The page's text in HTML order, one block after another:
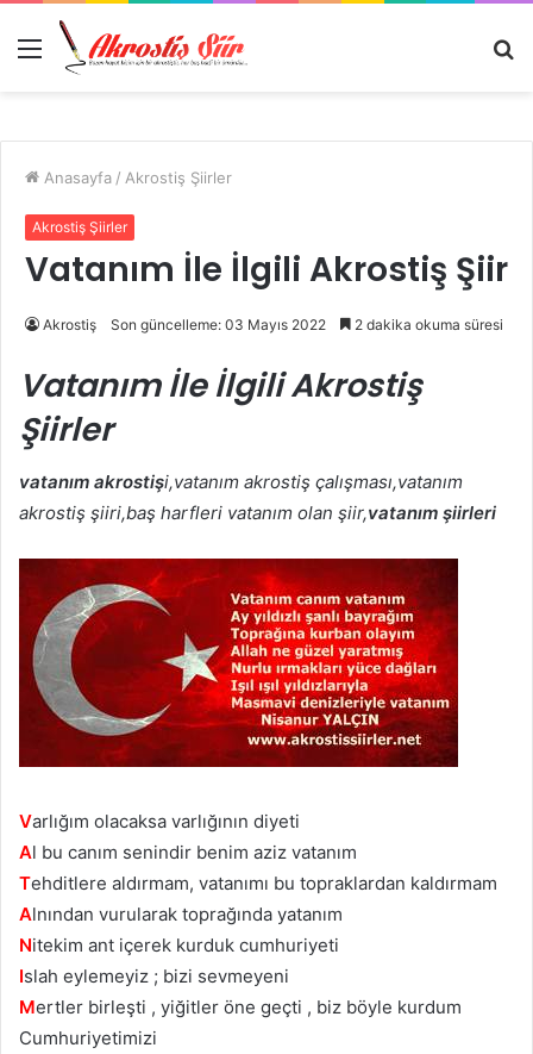
Menü
Anasayfa / Akrostiş Şiirler
Akrostiş Şiirler
Vatanım İle İlgili Akrostiş Şiir
Akrostiş Son güncelleme: 03 Mayıs 2022 2 dakika okuma süresi
Vatanım İle İlgili Akrostiş
Şiirler
vatanım akrostişi,vatanım akrostiş çalışması,vatanım
akrostiş şiiri,baş harfleri vatanım olan şiir,vatanım şiirleri
Varlığım olacaksa varlığının diyeti
Al bu canım senindir benim aziz vatanım
Tehditlere aldırmam, vatanımı bu topraklardan kaldırmam
Alnından vurularak toprağında yatanım
Nitekim ant içerek kurduk cumhuriyeti
Islah eylemeyiz ; bizi sevmeyeni
Mertler birleşti , yiğitler öne geçti , biz böyle kurdum
Cumhuriyetimizi